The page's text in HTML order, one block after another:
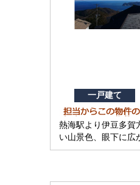
一戸建て
熱海駅より伊豆多賀
い山景色、眼下に広